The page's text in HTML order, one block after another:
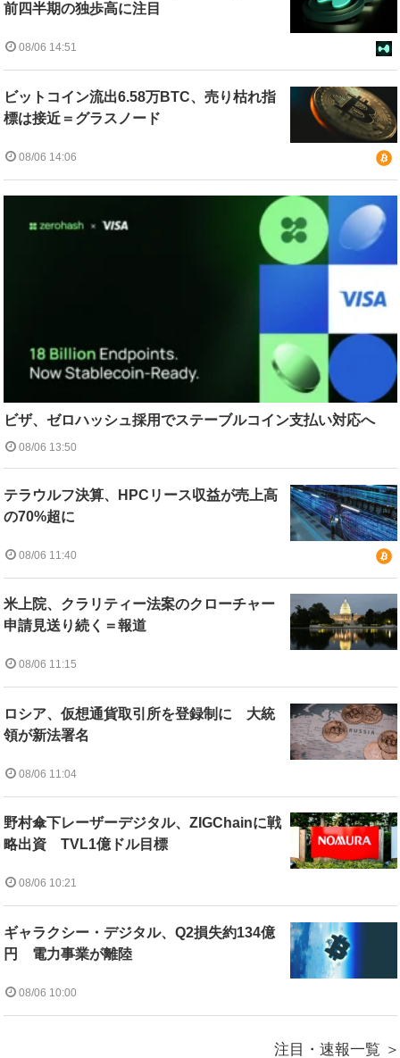
前四半期の独歩高に注目
08/06 14:51
ビットコイン流出6.58万BTC、売り枯れ指
標は接近＝グラスノード
08/06 14:06
ビザ、ゼロハッシュ採用でステーブルコイン支払い対応へ
08/06 13:50
テラウルフ決算、HPCリース収益が売上高
の70%超に
08/06 11:40
米上院、クラリティー法案のクローチャー
申請見送り続く＝報道
08/06 11:15
ロシア、仮想通貨取引所を登録制に 大統
領が新法署名
08/06 11:04
野村傘下レーザーデジタル、ZIGChainに戦
略出資 TVL1億ドル目標
08/06 10:21
ギャラクシー・デジタル、Q2損失約134億
円 電力事業が離陸
08/06 10:00
注目・速報一覧